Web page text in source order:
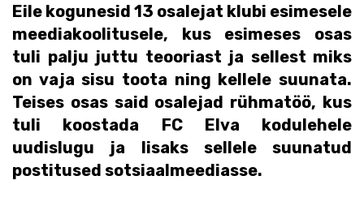
Eile kogunesid 13 osalejat klubi esimesele
meediakoolitusele, kus esimeses osas
tuli palju juttu teooriast ja sellest miks
on vaja sisu toota ning kellele suunata.
Teises osas said osalejad rühmatöö, kus
tuli koostada FC Elva kodulehele
uudislugu ja lisaks sellele suunatud
postitused sotsiaalmeediasse.